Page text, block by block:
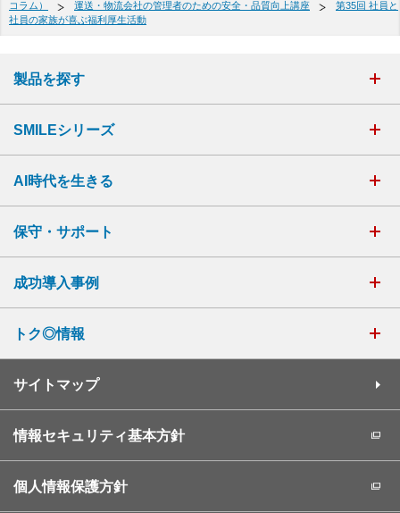
コラム）
運送・物流会社の管理者のための安全・品質向上講座
第35回 社員と
社員の家族が喜ぶ福利厚生活動
製品を探す
SMILEシリーズ
AI時代を生きる
保守・サポート
成功導入事例
トク◎情報
サイトマップ
情報セキュリティ基本方針
個人情報保護方針